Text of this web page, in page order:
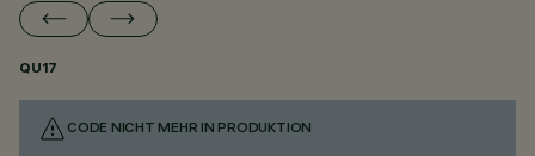
QU17
CODE NICHT MEHR IN PRODUKTION